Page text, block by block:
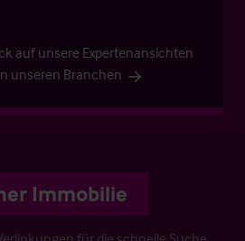
auf unsere Expertenansichten
unseren Branchen
Immobilie